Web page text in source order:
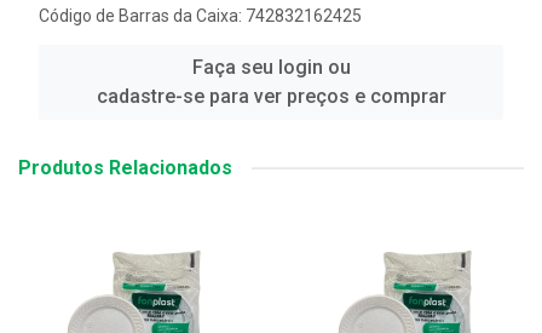
Código de Barras da Caixa: 742832162425
Faça seu login ou
cadastre-se para ver preços e comprar
Produtos Relacionados